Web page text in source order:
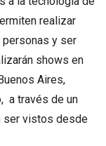
realizar
y ser
shows en
Aires,
a través de un
ser vistos desde